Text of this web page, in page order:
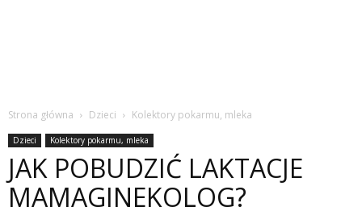
Strona główna Dzieci Kolektory pokarmu, mleka
Dzieci Kolektory pokarmu, mleka
JAK POBUDZIĆ LAKTACJE
MAMAGINEKOLOG?